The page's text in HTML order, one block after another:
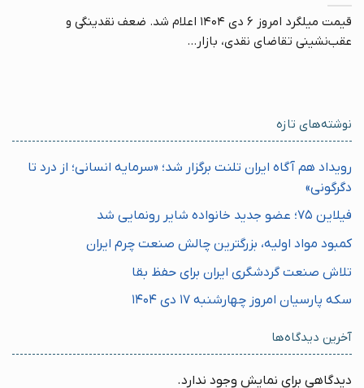
قیمت میلگرد امروز ۶ دی ۱۴۰۴ اعلام شد. ضعف نقدینگی و
عقب‌نشینی تقاضای نقدی، بازار...
نوشته‌های تازه
رویداد هم آگاه ایران تلنت برگزار شد؛ «سرمایه انسانی؛ از درد تا
دگرگونی»
فیلاین ۷۵؛ عضو جدید خانواده شایر رونمایی شد
کمبود مواد اولیه، بزرگترین چالش صنعت چرم ایران
تلاش صنعت گردشگری ایران برای حفظ بقا
سکه پارسیان امروز چهارشنبه ۱۷ دی ۱۴۰۴
آخرین دیدگاه‌ها
دیدگاهی برای نمایش وجود ندارد.